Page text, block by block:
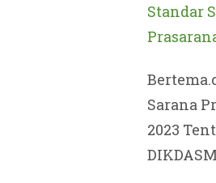
Sarana
2023